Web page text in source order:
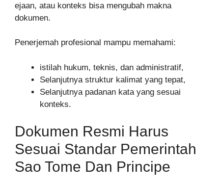
ejaan, atau konteks bisa mengubah makna
dokumen.
Penerjemah profesional mampu memahami:
istilah hukum, teknis, dan administratif,
Selanjutnya struktur kalimat yang tepat,
Selanjutnya padanan kata yang sesuai
konteks.
Dokumen Resmi Harus
Sesuai Standar Pemerintah
Sao Tome Dan Principe